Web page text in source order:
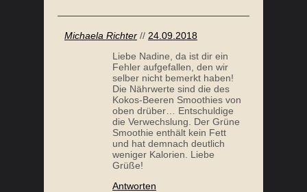
BROKKOLISALAT
Michaela Richter // 24.09.2018
Liebe Nadine, da ist dir ein
Fehler aufgefallen, den wir
selber nicht bemerkt haben!
Die Nährwerte sind die des
Kokos-Beeren Smoothies von
oben drüber… Entschuldige
die Verwechslung. Der Grüne
Smoothie enthält kein Fett
und hat demnach deutlich
weniger Kalorien. Liebe
Grüße!
Antworten